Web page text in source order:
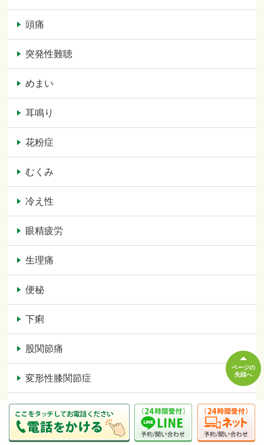
頭痛
突発性難聴
めまい
耳鳴り
花粉症
むくみ
冷え性
眼精疲労
生理痛
便秘
下痢
股関節痛
変形性膝関節症
オスグット病
足底筋膜炎
ページの
先頭へ